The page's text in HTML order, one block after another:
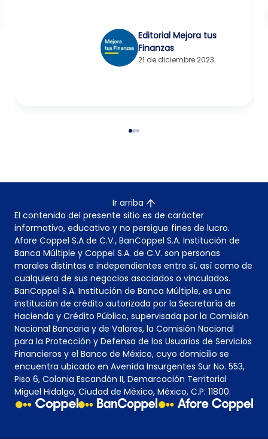
Editorial Mejora tus
Finanzas
21 de diciembre 2023
Ir arriba
El contenido del presente sitio es de carácter
informativo, educativo y no persigue fines de lucro.
Afore Coppel S.A de C.V., BanCoppel S.A. Institución de
Banca Múltiple y Coppel S.A. de C.V. son personas
morales distintas e independientes entre sí, así como de
cualquiera de sus negocios asociados o vinculados.
BanCoppel S.A. Institución de Banca Múltiple, es una
institución de crédito autorizada por la Secretaría de
Hacienda y Crédito Público, supervisada por la Comisión
Nacional Bancaria y de Valores, la Comisión Nacional
para la Protección y Defensa de los Usuarios de Servicios
Financieros y el Banco de México, cuyo domicilio se
encuentra ubicado en Avenida Insurgentes Sur No. 553,
Piso 6, Colonia Escandón II, Demarcación Territorial
Miguel Hidalgo, Ciudad de México, México, C.P. 11800.